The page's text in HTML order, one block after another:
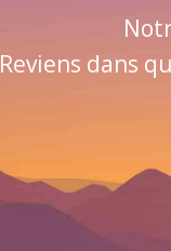
Reviens dans